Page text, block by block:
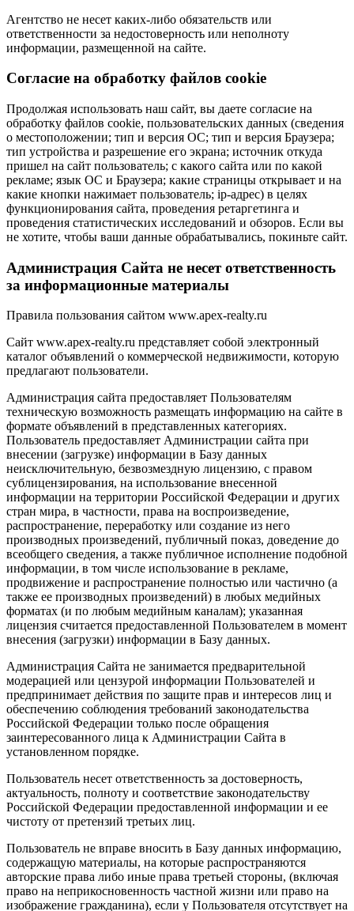
Агентство не несет каких-либо обязательств или
ответственности за недостоверность или неполноту
информации, размещенной на сайте.
Cогласие на обработку файлов cookie
Продолжая использовать наш сайт, вы даете согласие на
обработку файлов cookie, пользовательских данных (сведения
о местоположении; тип и версия ОС; тип и версия Браузера;
тип устройства и разрешение его экрана; источник откуда
пришел на сайт пользователь; с какого сайта или по какой
рекламе; язык ОС и Браузера; какие страницы открывает и на
какие кнопки нажимает пользователь; ip-адрес) в целях
функционирования сайта, проведения ретаргетинга и
проведения статистических исследований и обзоров. Если вы
не хотите, чтобы ваши данные обрабатывались, покиньте сайт.
Администрация Сайта не несет ответственность
за информационные материалы
Правила пользования сайтом www.apex-realty.ru
Сайт www.apex-realty.ru представляет собой электронный
каталог объявлений о коммерческой недвижимости, которую
предлагают пользователи.
Администрация сайта предоставляет Пользователям
техническую возможность размещать информацию на сайте в
формате объявлений в представленных категориях.
Пользователь предоставляет Администрации сайта при
внесении (загрузке) информации в Базу данных
неисключительную, безвозмездную лицензию, с правом
сублицензирования, на использование внесенной
информации на территории Российской Федерации и других
стран мира, в частности, права на воспроизведение,
распространение, переработку или создание из него
производных произведений, публичный показ, доведение до
всеобщего сведения, а также публичное исполнение подобной
информации, в том числе использование в рекламе,
продвижение и распространение полностью или частично (а
также ее производных произведений) в любых медийных
форматах (и по любым медийным каналам); указанная
лицензия считается предоставленной Пользователем в момент
внесения (загрузки) информации в Базу данных.
Администрация Сайта не занимается предварительной
модерацией или цензурой информации Пользователей и
предпринимает действия по защите прав и интересов лиц и
обеспечению соблюдения требований законодательства
Российской Федерации только после обращения
заинтересованного лица к Администрации Сайта в
установленном порядке.
Пользователь несет ответственность за достоверность,
актуальность, полноту и соответствие законодательству
Российской Федерации предоставленной информации и ее
чистоту от претензий третьих лиц.
Пользователь не вправе вносить в Базу данных информацию,
содержащую материалы, на которые распространяются
авторские права либо иные права третьей стороны, (включая
право на неприкосновенность частной жизни или право на
изображение гражданина), если у Пользователя отсутствует на